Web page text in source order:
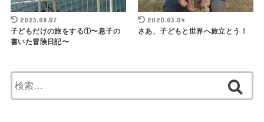
2023.08.07
子どもだけの旅をする①〜息子の
書いた冒険日記〜
2020.03.04
さあ、子どもと世界へ旅立とう！
索